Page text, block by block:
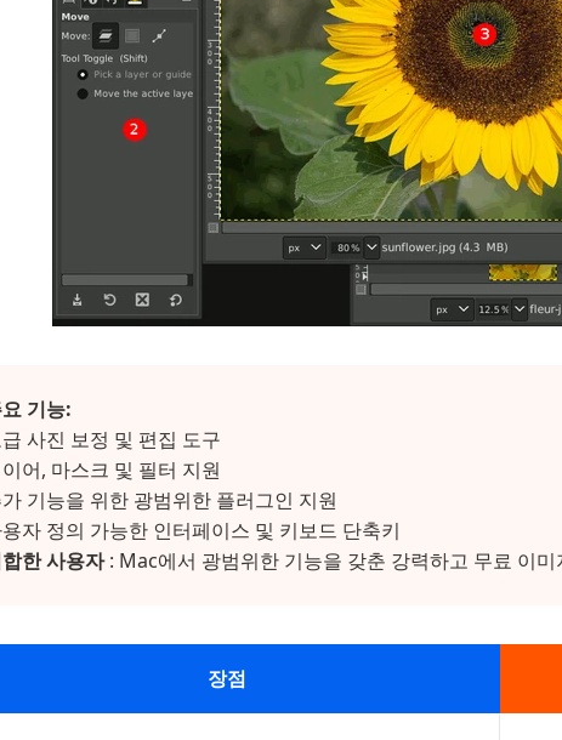
기능:
사진 보정 및 편집 도구
어, 마스크 및 필터 지원
기능을 위한 광범위한 플러그인 지원
자 정의 가능한 인터페이스 및 키보드 단축키
한 사용자: Mac에서 광범위한 기능을 갖춘 강력하고 무료 이
장점